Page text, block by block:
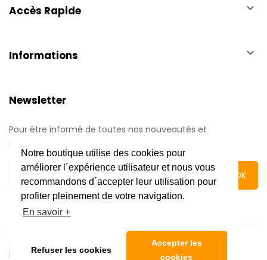
Notre boutique utilise des cookies pour
améliorer l´expérience utilisateur et nous vous
recommandons d´accepter leur utilisation pour
profiter pleinement de votre navigation.
En savoir +
Refuser les cookies
Accepter les
cookies
Accès Rapide keyboard_arrow_down
Informations keyboard_arrow_down
Newsletter
Pour être informé de toutes nos nouveautés et
promotions.
Copyright © 2020 Automatic Center | Tous droits réservés
|
Mentions légales